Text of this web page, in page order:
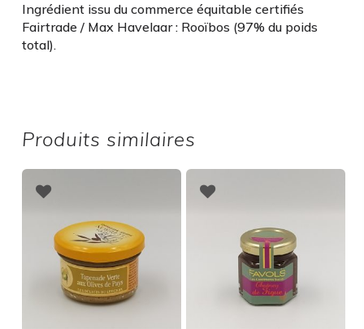
Ingrédient issu du commerce équitable certifiés
Fairtrade / Max Havelaar : Rooïbos (97% du poids
total).
Produits similaires